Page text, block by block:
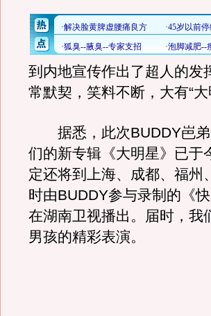
到内地宣传作出了超人的发
常默契，笑料不断，大有“大
据悉，此次BUDDY岜弟
们的新专辑《大明星》已于
定还将到上海、成都、福州
时由BUDDY参与录制的《
在湖南卫视播出。届时，我
男孩的精彩表演。